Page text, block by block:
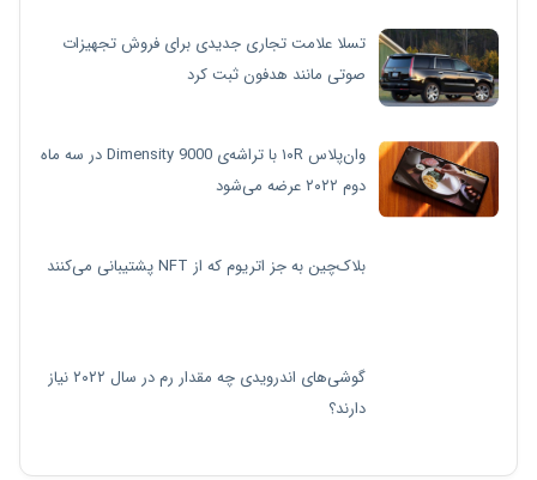
تسلا علامت تجاری جدیدی برای فروش تجهیزات
صوتی مانند هدفون ثبت کرد
وان‌پلاس ۱۰R با تراشه‌ی Dimensity 9000 در سه ماه
دوم ۲۰۲۲ عرضه می‌شود
بلاک‌چین به جز اتریوم که از NFT پشتیبانی می‌کنند
گوشی‌های اندرویدی چه مقدار رم در سال ۲۰۲۲ نیاز
دارند؟